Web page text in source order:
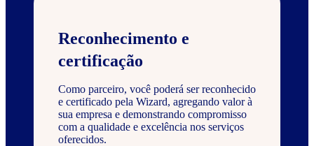
Reconhecimento e
certificação
Como parceiro, você poderá ser reconhecido
e certificado pela Wizard, agregando valor à
sua empresa e demonstrando compromisso
com a qualidade e excelência nos serviços
oferecidos.